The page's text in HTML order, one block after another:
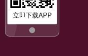
立即下载APP